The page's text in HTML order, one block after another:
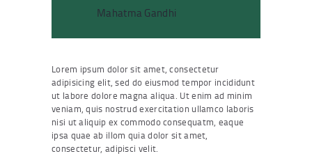
Mahatma Gandhi
Lorem ipsum dolor sit amet, consectetur
adipisicing elit, sed do eiusmod tempor incididunt
ut labore dolore magna aliqua. Ut enim ad minim
veniam, quis nostrud exercitation ullamco laboris
nisi ut aliquip ex commodo consequatm, eaque
ipsa quae ab illom quia dolor sit amet,
consectetur, adipisci velit.